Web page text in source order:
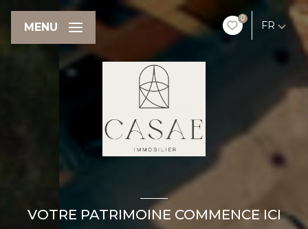
0
FR
MENU
VOTRE PATRIMOINE COMMENCE ICI